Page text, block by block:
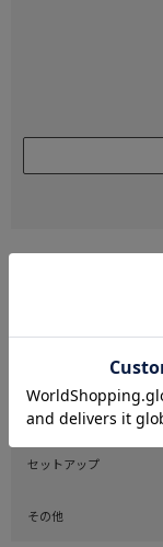
2つボタン ジャケット
3つボタン ジャケット
セットアップ
その他